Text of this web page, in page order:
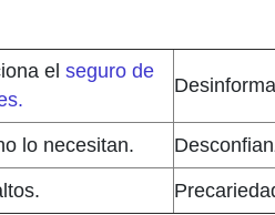
el seguro de
lo necesitan.